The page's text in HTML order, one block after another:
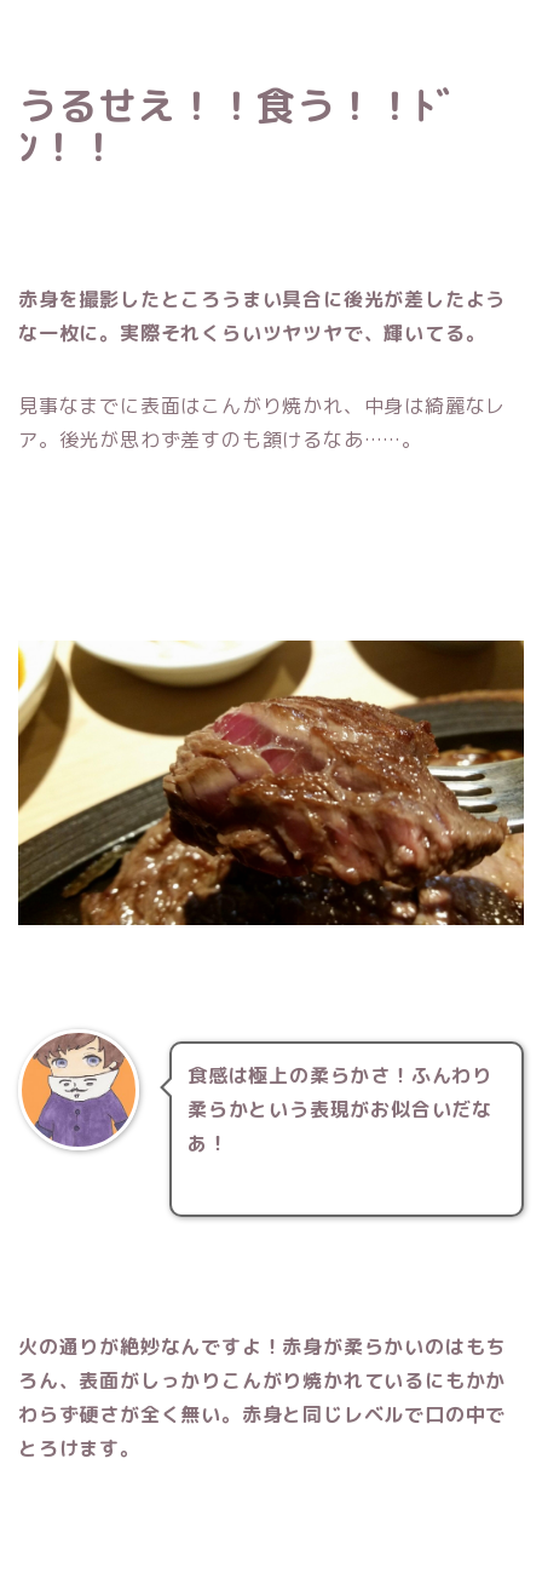
うるせえ！！食う！！ﾄﾞ
ﾝ！！
赤身を撮影したところうまい具合に後光が差したよう
な一枚に。実際それくらいツヤツヤで、輝いてる。
見事なまでに表面はこんがり焼かれ、中身は綺麗なレ
ア。後光が思わず差すのも頷けるなあ……。
食感は極上の柔らかさ！ふんわり
柔らかという表現がお似合いだな
あ！
火の通りが絶妙なんですよ！赤身が柔らかいのはもち
ろん、表面がしっかりこんがり焼かれているにもかか
わらず硬さが全く無い。赤身と同じレベルで口の中で
とろけます。